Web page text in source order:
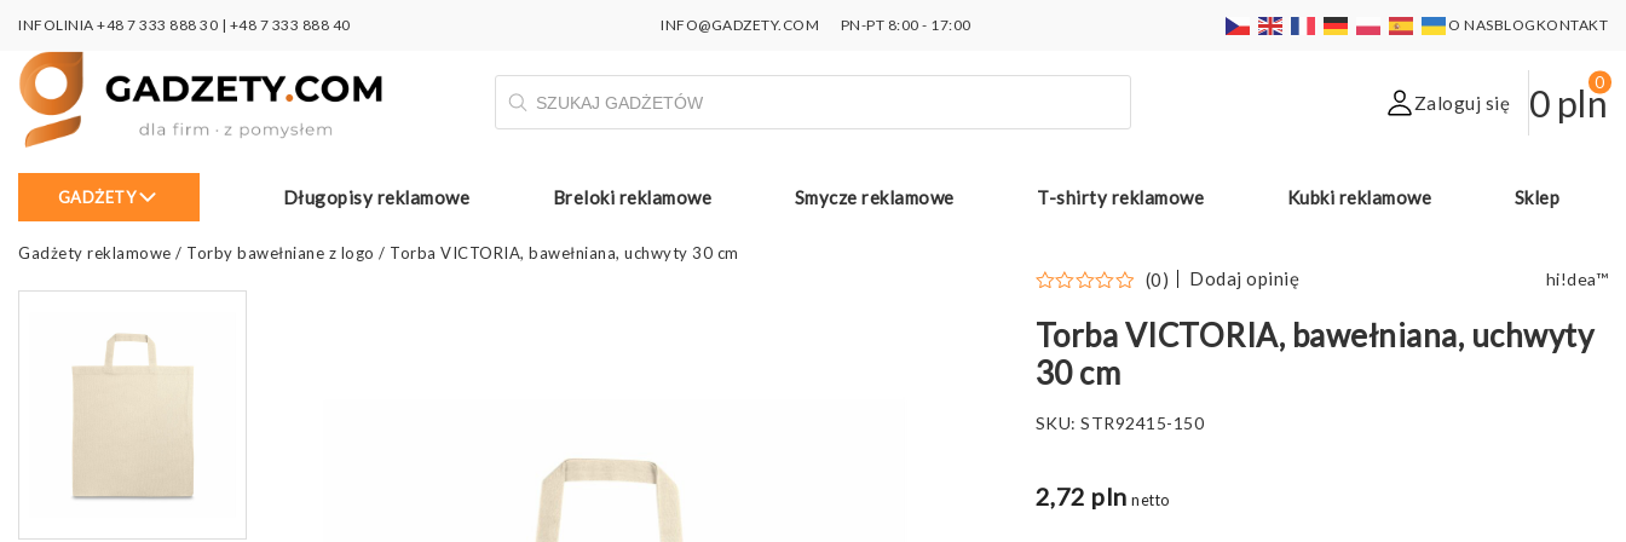
INFOLINIA +48 7 333 888 30 | +48 7 333 888 40 INFO@GADZETY.COM PN-PT 8:00 - 17:00 O NASBLOGKONTAKT
Wyszukiwarka
produktów
Zaloguj się 0 pln
0
GADŻETY Długopisy reklamowe Breloki reklamowe Smycze reklamowe T-shirty reklamowe Kubki reklamowe Sklep
Gadżety reklamowe / Torby bawełniane z logo / Torba VICTORIA, bawełniana, uchwyty 30 cm
(0) Dodaj opinię hi!dea™
Torba VICTORIA, bawełniana, uchwyty
30 cm
SKU:STR92415-150
2,72 pln netto